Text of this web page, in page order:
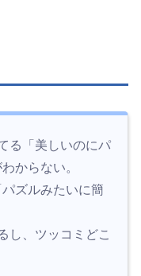
る「美しいのにパ
からない。
ズルみたいに簡
し、ツッコミどこ